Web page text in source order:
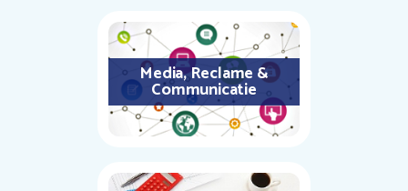
Media, Reclame &
Communicatie